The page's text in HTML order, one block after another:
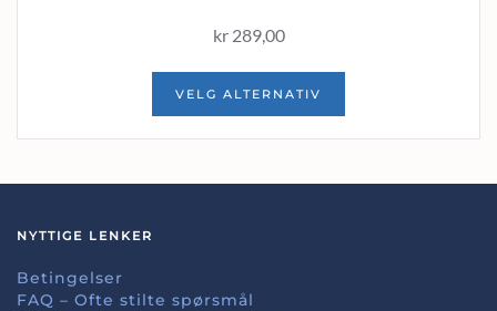
kr289,00
VELG ALTERNATIV
NYTTIGE LENKER
Betingelser
FAQ – Ofte stilte spørsmål